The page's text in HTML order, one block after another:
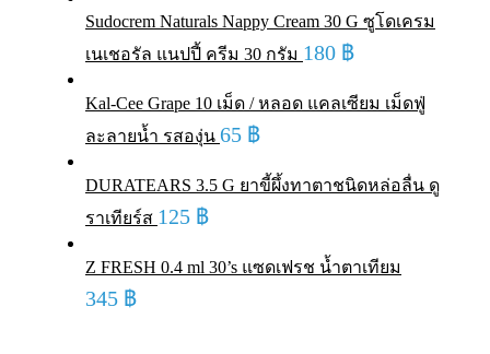
Sudocrem Naturals Nappy Cream 30 G ซูโดเครม
เนเชอรัล แนปปี้ ครีม 30 กรัม 180 ฿
Kal-Cee Grape 10 เม็ด / หลอด แคลเซียม เม็ดฟู่
ละลายน้ำ รสองุ่น 65 ฿
DURATEARS 3.5 G ยาขี้ผึ้งทาตาชนิดหล่อลื่น ดู
ราเทียร์ส 125 ฿
Z FRESH 0.4 ml 30’s แซดเฟรช น้ำตาเทียม
345 ฿